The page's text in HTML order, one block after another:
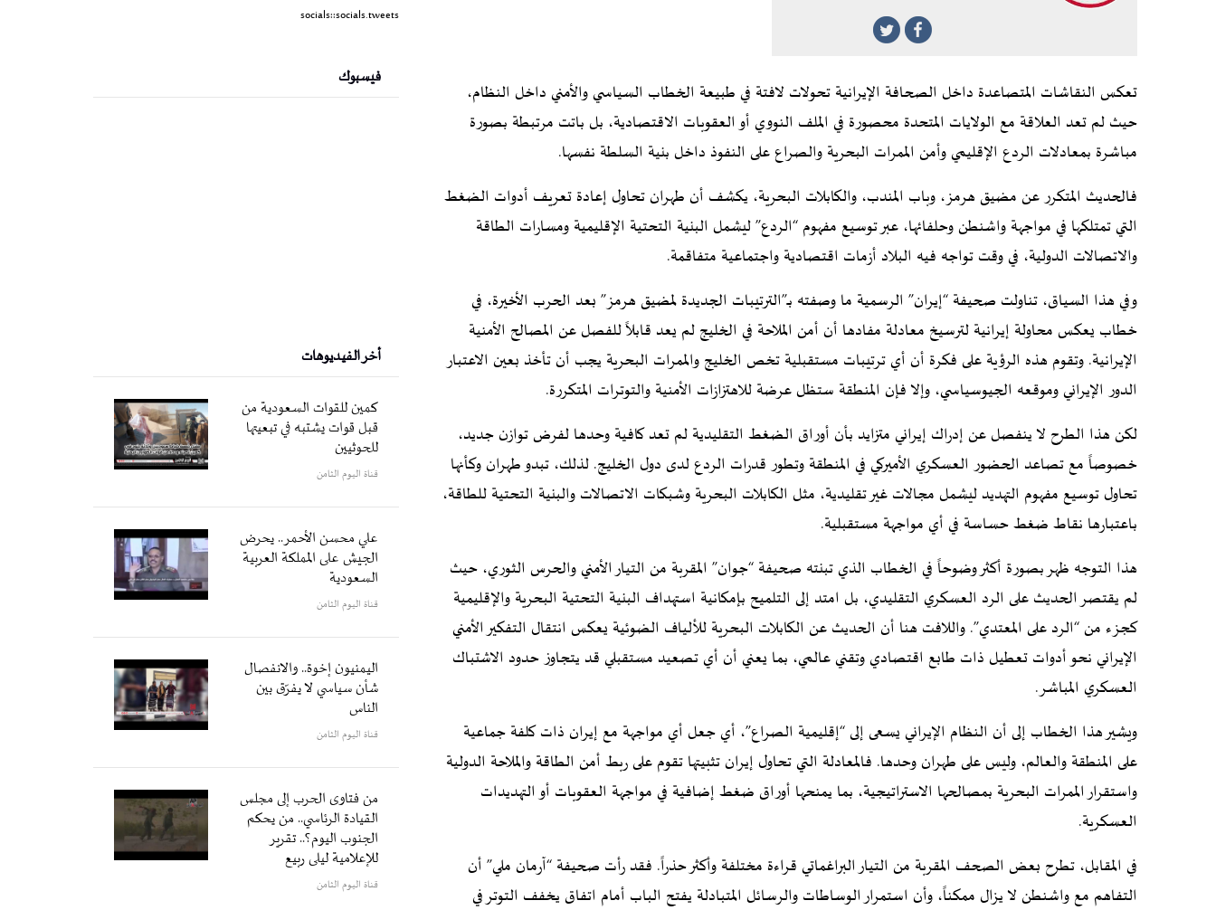
تعكس النقاشات المتصاعدة داخل الصحافة الإيرانية تحولات لافتة في طبيعة الخطاب السياسي والأمني داخل النظام،
حيث لم تعد العلاقة مع الولايات المتحدة محصورة في الملف النووي أو العقوبات الاقتصادية، بل باتت مرتبطة بصورة
مباشرة بمعادلات الردع الإقليمي وأمن الممرات البحرية والصراع على النفوذ داخل بنية السلطة نفسها.
فالحديث المتكرر عن مضيق هرمز، وباب المندب، والكابلات البحرية، يكشف أن طهران تحاول إعادة تعريف أدوات الضغط
التي تمتلكها في مواجهة واشنطن وحلفائها، عبر توسيع مفهوم “الردع” ليشمل البنية التحتية الإقليمية ومسارات الطاقة
والاتصالات الدولية، في وقت تواجه فيه البلاد أزمات اقتصادية واجتماعية متفاقمة.
وفي هذا السياق، تناولت صحيفة “إيران” الرسمية ما وصفته بـ”الترتيبات الجديدة لمضيق هرمز” بعد الحرب الأخيرة، في
خطاب يعكس محاولة إيرانية لترسيخ معادلة مفادها أن أمن الملاحة في الخليج لم يعد قابلاً للفصل عن المصالح الأمنية
الإيرانية. وتقوم هذه الرؤية على فكرة أن أي ترتيبات مستقبلية تخص الخليج والممرات البحرية يجب أن تأخذ بعين الاعتبار
الدور الإيراني وموقعه الجيوسياسي، وإلا فإن المنطقة ستظل عرضة للاهتزازات الأمنية والتوترات المتكررة.
لكن هذا الطرح لا ينفصل عن إدراك إيراني متزايد بأن أوراق الضغط التقليدية لم تعد كافية وحدها لفرض توازن جديد،
خصوصاً مع تصاعد الحضور العسكري الأميركي في المنطقة وتطور قدرات الردع لدى دول الخليج. لذلك، تبدو طهران وكأنها
تحاول توسيع مفهوم التهديد ليشمل مجالات غير تقليدية، مثل الكابلات البحرية وشبكات الاتصالات والبنية التحتية للطاقة،
باعتبارها نقاط ضغط حساسة في أي مواجهة مستقبلية.
هذا التوجه ظهر بصورة أكثر وضوحاً في الخطاب الذي تبنته صحيفة “جوان” المقربة من التيار الأمني والحرس الثوري، حيث
لم يقتصر الحديث على الرد العسكري التقليدي، بل امتد إلى التلميح بإمكانية استهداف البنية التحتية البحرية والإقليمية
كجزء من “الرد على المعتدي”. واللافت هنا أن الحديث عن الكابلات البحرية للألياف الضوئية يعكس انتقال التفكير الأمني
الإيراني نحو أدوات تعطيل ذات طابع اقتصادي وتقني عالمي، بما يعني أن أي تصعيد مستقبلي قد يتجاوز حدود الاشتباك
العسكري المباشر.
ويشير هذا الخطاب إلى أن النظام الإيراني يسعى إلى “إقليمية الصراع”، أي جعل أي مواجهة مع إيران ذات كلفة جماعية
على المنطقة والعالم، وليس على طهران وحدها. فالمعادلة التي تحاول إيران تثبيتها تقوم على ربط أمن الطاقة والملاحة الدولية
واستقرار الممرات البحرية بمصالحها الاستراتيجية، بما يمنحها أوراق ضغط إضافية في مواجهة العقوبات أو التهديدات
العسكرية.
في المقابل، تطرح بعض الصحف المقربة من التيار البراغماتي قراءة مختلفة وأكثر حذراً. فقد رأت صحيفة “آرمان ملي” أن
التفاهم مع واشنطن لا يزال ممكناً، وأن استمرار الوساطات والرسائل المتبادلة يفتح الباب أمام اتفاق يخفف التوتر في
socials::socials.tweets
فيسبوك
أخر الفيديوهات
كمين للقوات السعودية من
قبل قوات يشتبه في تبعيتها
للحوثيين
قناة اليوم الثامن
علي محسن الأحمر.. يحرض
الجيش على المملكة العربية
السعودية
قناة اليوم الثامن
اليمنيون إخوة.. والانفصال
شأن سياسي لا يفرّق بين
الناس
قناة اليوم الثامن
من فتاوى الحرب إلى مجلس
القيادة الرئاسي.. من يحكم
الجنوب اليوم؟.. تقرير
للإعلامية ليلى ربيع
قناة اليوم الثامن